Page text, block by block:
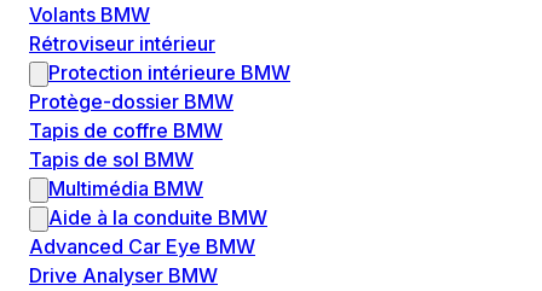
Volants BMW
Rétroviseur intérieur
Protection intérieure BMW
Protège-dossier BMW
Tapis de coffre BMW
Tapis de sol BMW
Multimédia BMW
Aide à la conduite BMW
Advanced Car Eye BMW
Drive Analyser BMW